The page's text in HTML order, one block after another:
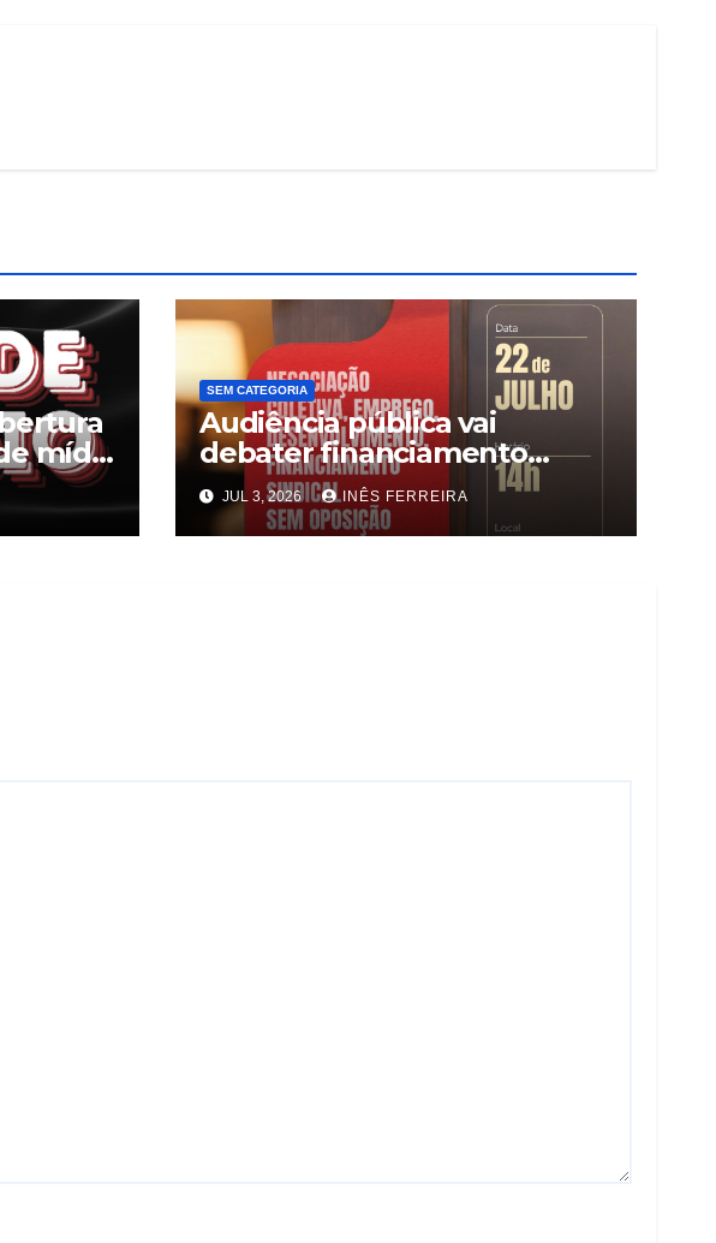
mídia
SEM CATEGORIA
Audiência pública vai
debater financiamento
sindical
JUL 3, 2026 INÊS FERREIRA